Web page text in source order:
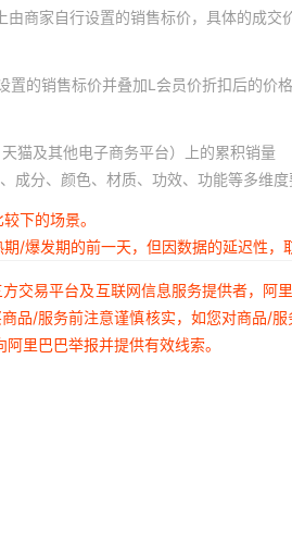
商家自行设置的销售标价，具体的成交
的销售标价并叠加L会员价折扣后的价格
猫及其他电子商务平台）上的累积销量
成分、颜色、材质、功效、功能等多维
下的场景。
/爆发期的前一天，但因数据的延迟性
交易平台及互联网信息服务提供者，
品/服务前注意谨慎核实，如您对商品/
里巴巴举报并提供有效线索。